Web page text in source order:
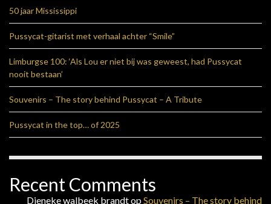
50 jaar Mississippi
Pussycat-gitarist met verhaal achter “Smile”
Limburgse 100: ‘Als Lou er niet bij was geweest, had Pussycat
nooit bestaan’
Souvenirs – The story behind Pussycat – A Tribute
Pussycat in the top… of 2025
Recent Comments
Dieneke walbeek brandtopSouvenirs – The story behind